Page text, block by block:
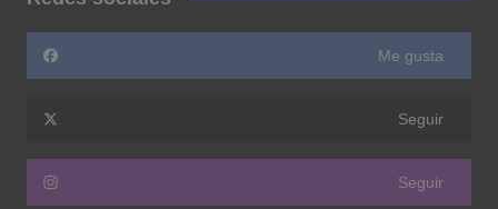
Me gusta
Seguir
Seguir